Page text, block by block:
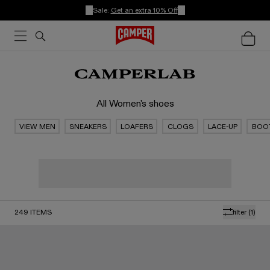
Sale: Get an extra 10% Off
All Women's shoes
VIEW MEN SNEAKERS LOAFERS CLOGS LACE-UP
filter (1)
249 ITEMS